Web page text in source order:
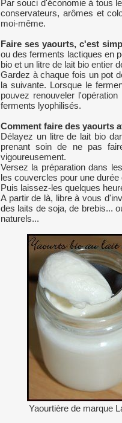
Par souci d'économie à tous
conservateurs, arômes et
moi-même.
Faire ses yaourts, c'est
ou des ferments lactiques en
bio et un litre de lait bio entier
Gardez à chaque fois un pot
la suivante. Lorsque le
pouvez renouveler
ferments lyophilisés.
Comment faire des yaourts
Délayez un litre de lait bio
prenant soin de ne pas
vigoureusement.
Versez la préparation dans
les couvercles pour une durée
Puis laissez-les quelques
A partir de là, libre à vous
des laits de soja, de brebis...
naturels...
Yaourtière de marque